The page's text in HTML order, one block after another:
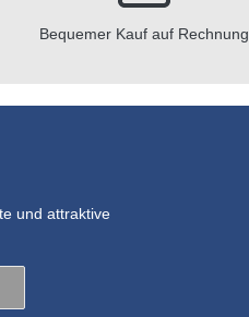
Bequemer Kauf auf Rechnung
und attraktive